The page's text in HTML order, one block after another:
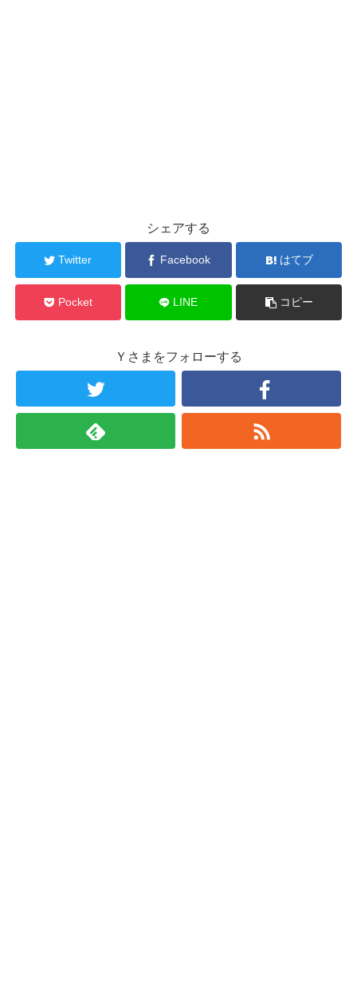
シェアする
Twitter Facebook はてブ
Pocket LINE コピー
Ｙさまをフォローする